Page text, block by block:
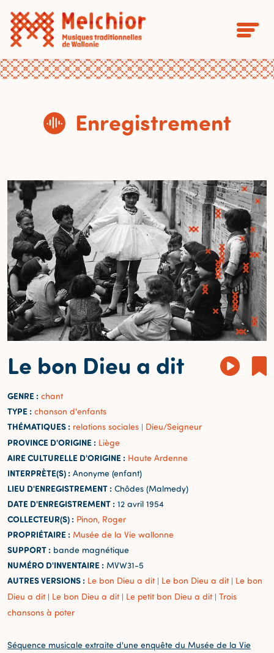
Enregistrement
Le bon Dieu a dit
GENRE : chant
TYPE : chanson d'enfants
THÉMATIQUES : relations sociales | Dieu/Seigneur
PROVINCE D'ORIGINE : Liège
AIRE CULTURELLE D'ORIGINE : Haute Ardenne
INTERPRÈTE(S) : Anonyme (enfant)
LIEU D'ENREGISTREMENT : Chôdes (Malmedy)
DATE D'ENREGISTREMENT : 12 avril 1954
COLLECTEUR(S) : Pinon, Roger
PROPRIÉTAIRE : Musée de la Vie wallonne
SUPPORT : bande magnétique
NUMÉRO D'INVENTAIRE : MVW31-5
AUTRES VERSIONS : Le bon Dieu a dit | Le bon Dieu a dit | Le bon
Dieu a dit | Le bon Dieu a dit | Le petit bon Dieu a dit | Trois
chansons à poter
Séquence musicale extraite d'une enquête du Musée de la Vie